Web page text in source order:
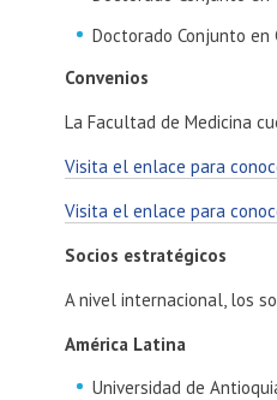
Doctorado Conjunto en
Convenios
La Facultad de Medicina
Visita el enlace para
Visita el enlace para
Socios estratégicos
A nivel internacional, los
América Latina
Universidad de